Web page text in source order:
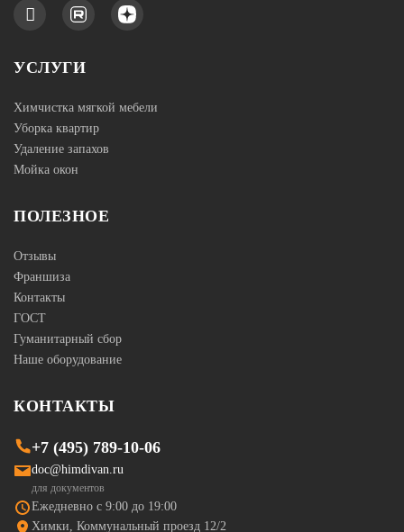
УСЛУГИ
Химчистка мягкой мебели
Уборка квартир
Удаление запахов
Мойка окон
ПОЛЕЗНОЕ
Отзывы
Франшиза
Контакты
ГОСТ
Гуманитарный сбор
Наше оборудование
КОНТАКТЫ
+7 (495) 789-10-06
doc@himdivan.ru
для документов
Ежедневно с 9:00 до 19:00
Химки, Коммунальный проезд 12/2